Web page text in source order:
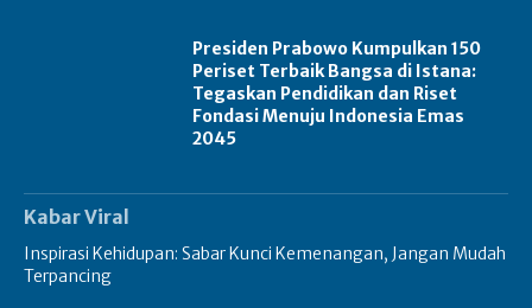
Presiden Prabowo Kumpulkan 150
Periset Terbaik Bangsa di Istana:
Tegaskan Pendidikan dan Riset
Fondasi Menuju Indonesia Emas
2045
Kabar Viral
Inspirasi Kehidupan: Sabar Kunci Kemenangan, Jangan Mudah
Terpancing